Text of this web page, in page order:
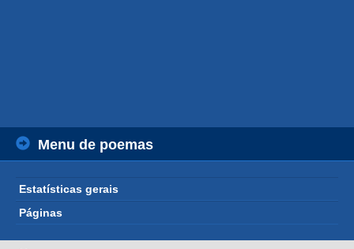
Menu de poemas
Estatísticas gerais
Páginas